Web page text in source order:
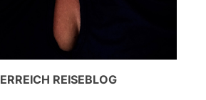
REISEBLOG